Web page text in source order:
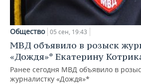
Общество 05 сен, 19:43
МВД объявило в розыск
«Дождя»* Екатерину
Ранее сегодня МВД объявило в
журналистку «Дождя»*